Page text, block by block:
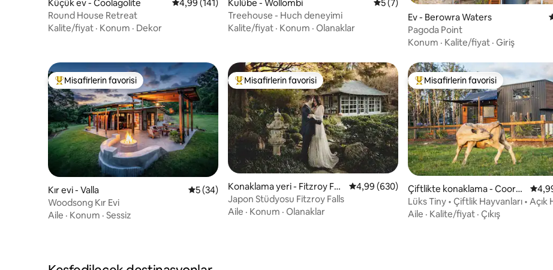
Küçük ev - Coolagolite 5 üzerinden ortalama 4,99 puan, 141 değerlendirme
4,99 (141)
Round House Retreat
Kalite/fiyat · Konum · Dekor
Kulübe - Wollombi 5 üzerinden ortalama 5 puan, 7
5 (7)
Treehouse - Huch deneyimi
Kalite/fiyat · Konum · Olanaklar
Ev - Berowra Waters
Pagoda Point
Konum · Kalite/fiyat · Giriş
Misafirlerin favorilerinden en beğenilenler arasında
Misafirlerin favorisi
Kır evi - Valla 5 üzerinden ortalama 5 puan, 34 değerlendirme
5 (34)
Woodsong Kır Evi
Aile · Konum · Sessiz
Misafirlerin favorilerinden en beğenilenler arasında
Misafirlerin favorisi
Konaklama yeri - Fitzroy Fall
s
5 üzerinden ortalama 4,99 puan, 630
4,99 (630)
Japon Stüdyosu Fitzroy Falls
Aile · Konum · Olanaklar
Misafirlerin favorilerinden en
Misafirlerin favorisi
Çiftlikte konaklama - Coora
nbong
5
Lüks Tiny • Çiftlik Hayvanları • Açık
Banyosu • 2 kişilik
Aile · Kalite/fiyat · Çıkış